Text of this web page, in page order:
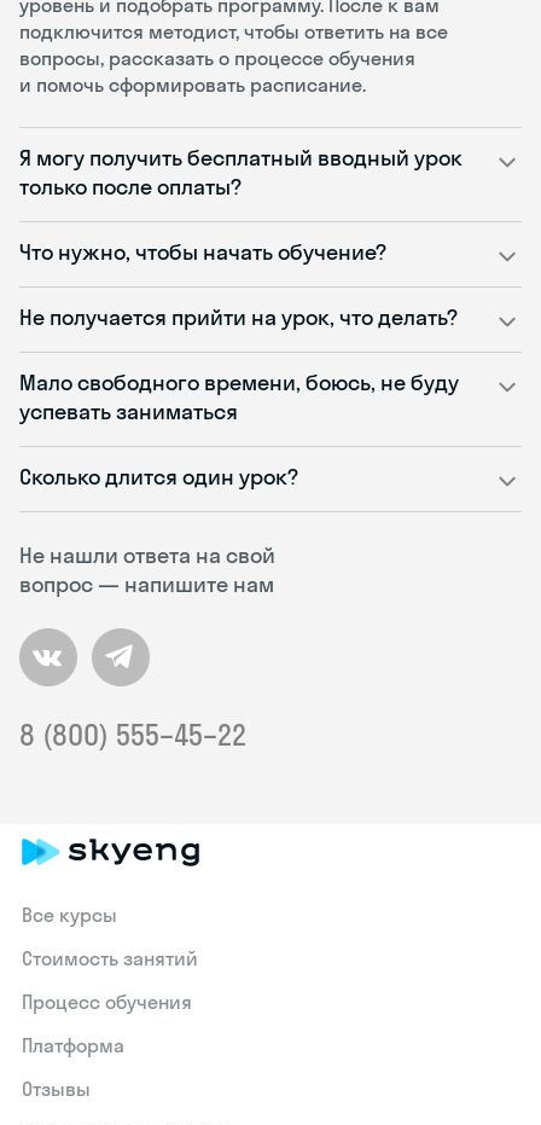
Не нашли ответа на свой
вопрос — напишите нам
8 (800) 555–45–22
уровень и подобрать программу. После к вам
подключится методист, чтобы ответить на все
вопросы, рассказать о процессе обучения
и помочь сформировать расписание.
Я могу получить бесплатный вводный урок
только после оплаты?
Что нужно, чтобы начать обучение?
Не получается прийти на урок, что делать?
Мало свободного времени, боюсь, не буду
успевать заниматься
Сколько длится один урок?
Все курсы
Стоимость занятий
Процесс обучения
Платформа
Отзывы